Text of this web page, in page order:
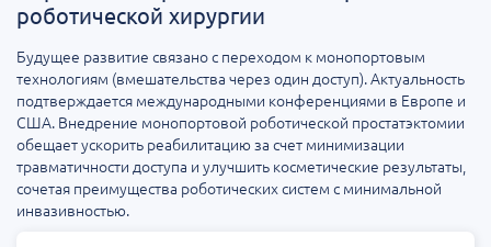
роботической хирургии
Будущее развитие связано с переходом к монопортовым
технологиям (вмешательства через один доступ). Актуальность
подтверждается международными конференциями в Европе и
США. Внедрение монопортовой роботической простатэктомии
обещает ускорить реабилитацию за счет минимизации
травматичности доступа и улучшить косметические результаты,
сочетая преимущества роботических систем с минимальной
инвазивностью.